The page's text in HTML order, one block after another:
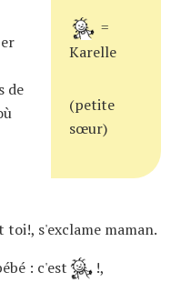
=
Karelle
(petite
sœur)
de
toi!, s'exclame maman.
: c'est
!,